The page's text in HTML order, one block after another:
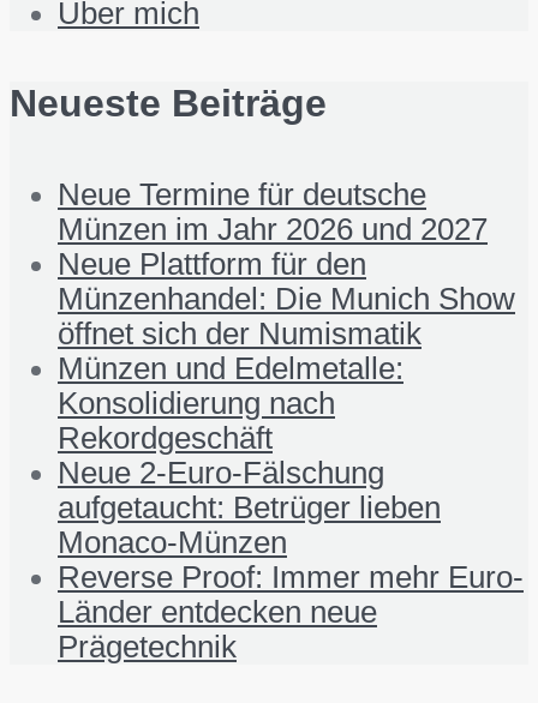
Über mich
Neueste Beiträge
Neue Termine für deutsche
Münzen im Jahr 2026 und 2027
Neue Plattform für den
Münzenhandel: Die Munich Show
öffnet sich der Numismatik
Münzen und Edelmetalle:
Konsolidierung nach
Rekordgeschäft
Neue 2-Euro-Fälschung
aufgetaucht: Betrüger lieben
Monaco-Münzen
Reverse Proof: Immer mehr Euro-
Länder entdecken neue
Prägetechnik